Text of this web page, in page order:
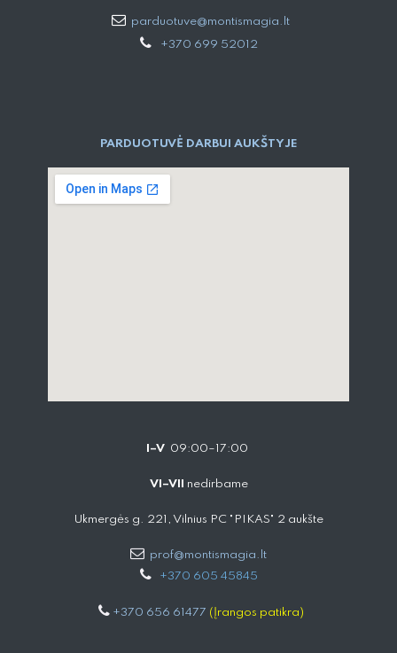
parduotuve@montismagia.lt
+370 699 52012
PARDUOTUVĖ DARBUI AUKŠTYJE
I–V 09:00–17:00
VI–VII nedirbame
Ukmergės g. 221, Vilnius PC "PIKAS" 2 aukšte
prof@montismagia.lt
+370 605 4584​5
+370 656 61477 (Įrangos patikra)